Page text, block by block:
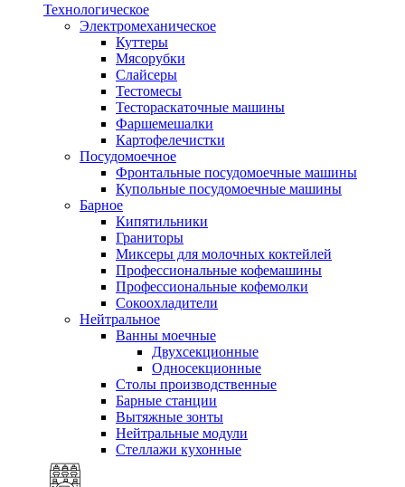
Технологическое
Электромеханическое
Куттеры
Мясорубки
Слайсеры
Тестомесы
Тестораскаточные машины
Фаршемешалки
Картофелечистки
Посудомоечное
Фронтальные посудомоечные машины
Купольные посудомоечные машины
Барное
Кипятильники
Граниторы
Миксеры для молочных коктейлей
Профессиональные кофемашины
Профессиональные кофемолки
Сокоохладители
Нейтральное
Ванны моечные
Двухсекционные
Односекционные
Столы производственные
Барные станции
Вытяжные зонты
Нейтральные модули
Стеллажи кухонные